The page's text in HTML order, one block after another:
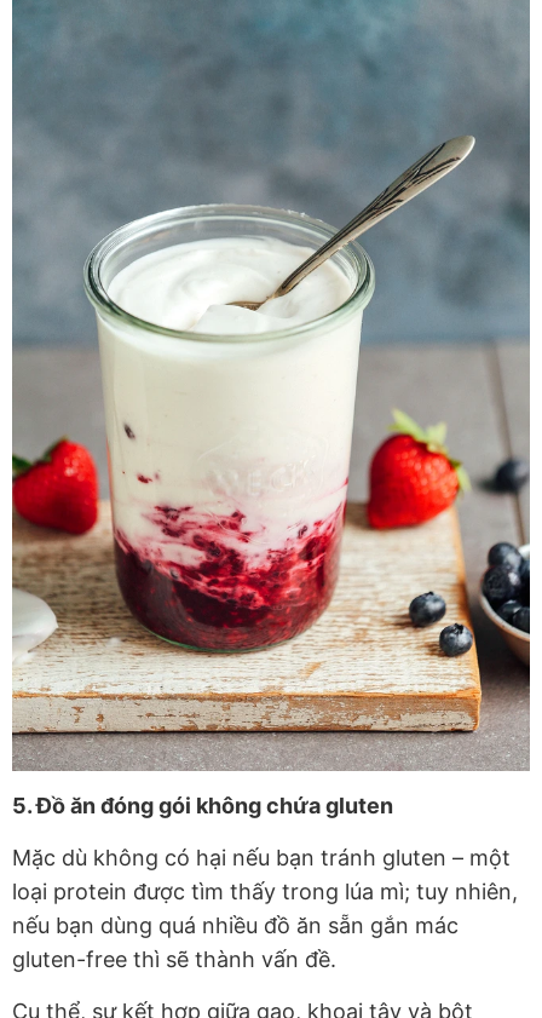
5. Đồ ăn đóng gói không chứa gluten
Mặc dù không có hại nếu bạn tránh gluten – một
loại protein được tìm thấy trong lúa mì; tuy nhiên,
nếu bạn dùng quá nhiều đồ ăn sẵn gắn mác
gluten-free thì sẽ thành vấn đề.
Cụ thể, sự kết hợp giữa gạo, khoai tây và bột